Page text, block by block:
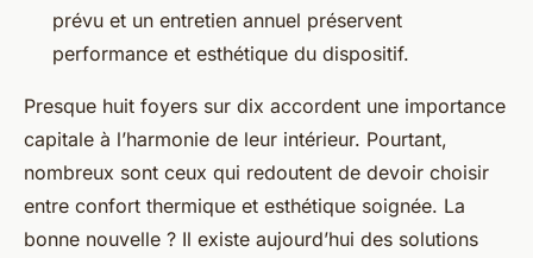
prévu et un entretien annuel préservent
performance et esthétique du dispositif.
Presque huit foyers sur dix accordent une importance
capitale à l’harmonie de leur intérieur. Pourtant,
nombreux sont ceux qui redoutent de devoir choisir
entre confort thermique et esthétique soignée. La
bonne nouvelle ? Il existe aujourd’hui des solutions